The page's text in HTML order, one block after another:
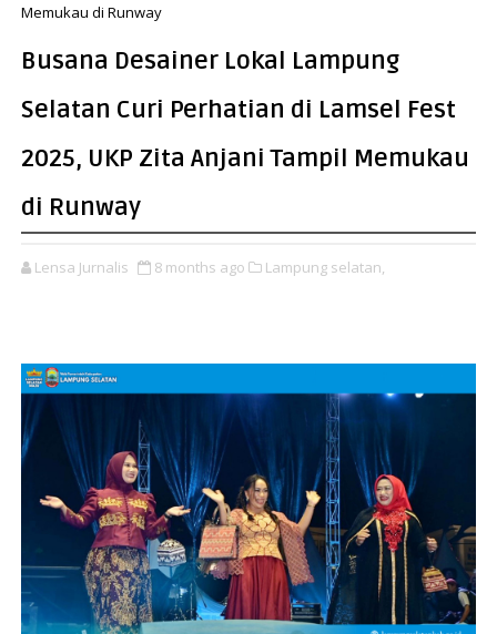
Memukau di Runway
Busana Desainer Lokal Lampung
Selatan Curi Perhatian di Lamsel Fest
2025, UKP Zita Anjani Tampil Memukau
di Runway
Lensa Jurnalis 8 months ago Lampung selatan,